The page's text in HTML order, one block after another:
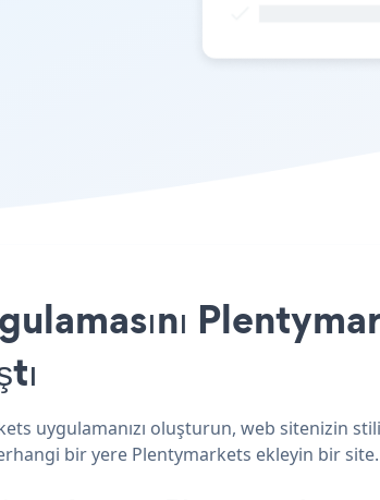
uygulamanızı oluşturun, web sitenizin
bir yere Plentymarkets ekleyin bir site.